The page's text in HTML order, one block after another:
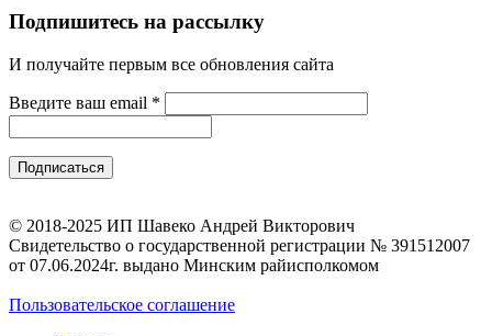
Подпишитесь на рассылку
И получайте первым все обновления сайта
Введите ваш email *
© 2018-2025 ИП Шавеко Андрей Викторович
Свидетельство о государственной регистрации № 391512007
от 07.06.2024г. выдано Минским райисполкомом
Пользовательское соглашение